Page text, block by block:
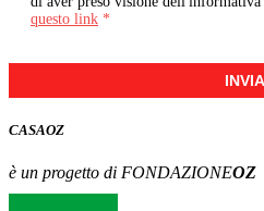
questo link *
INVIA
CASAOZ
è un progetto di FONDAZIONEOZ